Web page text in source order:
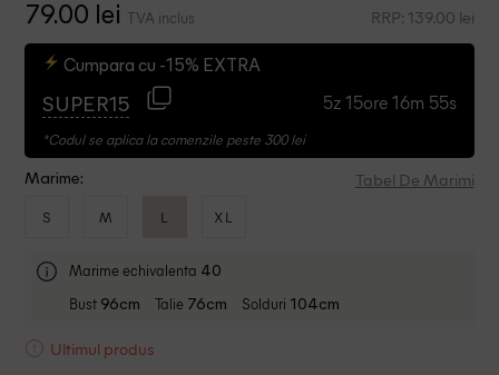
79.00 lei TVA inclus RRP: 139.00 lei
Cumpara cu -15% EXTRA
SUPER15 5z 15ore 16m 55s
*Codul se aplica la comenzile peste 300 lei
Marime: Tabel De Marimi
S M L XL
Marime echivalenta 40
Bust 96cm Talie 76cm Solduri 104cm
Ultimul produs